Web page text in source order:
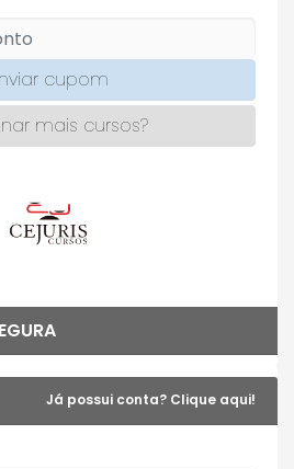
Já possui conta? Clique aqui!
cupom
mais cursos?